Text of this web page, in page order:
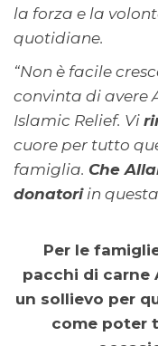
la forza e la
quotidiane.
“Non è facile
convinta di avere
Islamic Relief. Vi
cuore per tutto
famiglia. Che
donatoriin questa
Per le
pacchi di carne
un sollievo per
come poter